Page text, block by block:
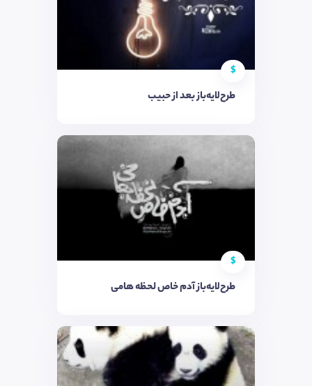
$
طرح‌لایه‌باز بعد از حبیب
$
طرح‌لایه‌باز آدم خاص لحظه هامی